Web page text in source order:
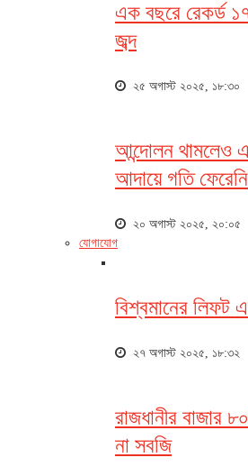
এক বছরে রেকর্ড
জব্দ
২৫ অগাস্ট ২০২৫, ১৮:৩০
আন্দোলন থামলেও
আদায়ে গতি ফেরেনি
২০ অগাস্ট ২০২৫, ২০:০৫
যোগাযোগ
বিশ্বমানের লিফট
২৭ অগাস্ট ২০২৫, ১৮:৩২
রাজধানীর বাজার
না সবজি